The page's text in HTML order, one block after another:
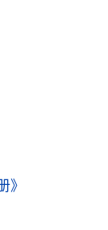
》